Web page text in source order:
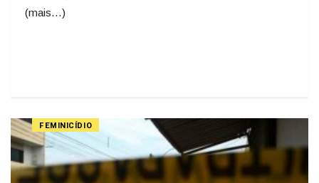
(mais…)
FEMINICÍDIO